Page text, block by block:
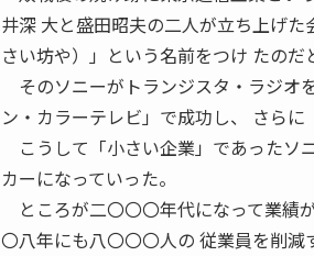
井深 大と盛田昭夫の二人が立ち上げ
さい坊や）」という名前をつけ たのだ
そのソニーがトランジスタ・ラジオ
ン・カラーテレビ」で成功し、 さらに
こうして「小さい企業」であったソ
カーになっていった。
ところが二〇〇〇年代になって業績
〇八年にも八〇〇〇人の 従業員を削減